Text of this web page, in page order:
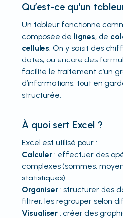
Qu’est-ce qu’un
Un tableur fonctionne
composée de lignes, de
cellules. On y saisit des
dates, ou encore des
facilite le traitement d’un
d’informations, tout en
structurée.
À quoi sert Excel ?
Excel est utilisé pour :
Calculer: effectuer des
complexes (sommes,
statistiques).
Organiser: structurer des
filtrer, les regrouper selon
Visualiser: créer des